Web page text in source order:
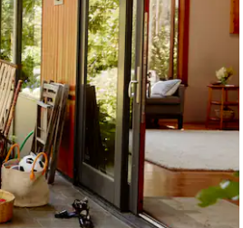
en omlaag, óf door te tikken of swipen.